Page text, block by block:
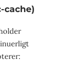
cache)